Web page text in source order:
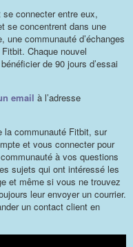
connecter entre eux,
se concentrent dans une
une communauté d’échanges
Chaque nouvel
de 90 jours d’essai
email à l’adresse
la communauté Fitbit, sur
et vous connecter pour
à vos questions
sujets qui ont intéressé les
et même si vous ne trouvez
leur envoyer un courrier.
un contact client en